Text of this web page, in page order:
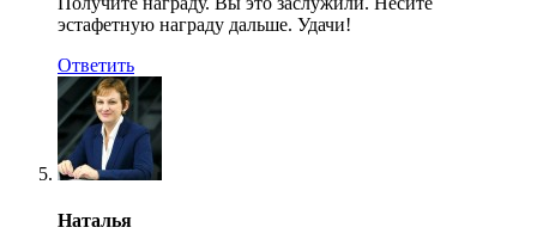
эстафетную награду дальше. Удачи!
Ответить
Наталья